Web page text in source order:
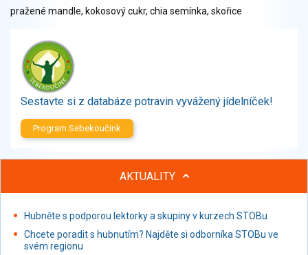
Brambory, luštěniny, houby
Sladkosti, slané výrobky
Zmrzliny
Ochucovadla, přísady, sladidla
Sušené směsi
Polotovary, hotové pokrmy
Nápoje nealkoholické
Fastfood
Studená kuchyně, lahůdkářské výrobky
pražené mandle, kokosový cukr, chia semínka, skořice
Sestavte si z databáze potravin vyvážený jídelníček!
Program Sebekoučink
AKTUALITY
Hubněte s podporou lektorky a skupiny v kurzech STOBu
Chcete poradit s hubnutím? Najděte si odborníka STOBu ve
svém regionu